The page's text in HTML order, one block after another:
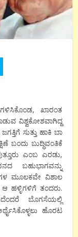
ಖಾರಂತ
ವಿಶ್ವಕೋಶವಾಗಿದ್ದ
ಸುತ್ತು ಹಾಕಿ ಬಾ
ಬಂದು ಬುದ್ಧಿವಂತಿಕೆ
ಎಂಬ ಎರಡು,
ಬಹುಭಾಗವನ್ನು
ಮೂಲಕವೇ ವಿಶಾಲ
ಆ ಹಳ್ಳಿಗಳಿಗೆ ತಂದರು.
ಬೊಗಸೆಯಲ್ಲಿ
ಹೊರಟ